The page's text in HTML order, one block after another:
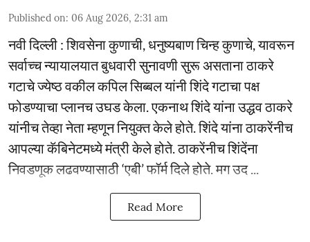
Published on: 06 Aug 2026, 2:31 am
नवी दिल्ली : शिवसेना कुणाची, धनुष्यबाण चिन्ह कुणाचे, यावरून
सर्वाच्च न्यायालयात बुधवारी सुनावणी सुरू असताना ठाकरे
गटाचे ज्येष्ठ वकील कपिल सिब्बल यांनी शिंदे गटाचा पक्ष
फोडण्याचा प्लानच उघड केला. एकनाथ शिंदे यांना उद्धव ठाकरे
यांनीच तेव्हा नेता म्हणून नियुक्त केले होते. शिंदे यांना ठाकरेंनीच
आपल्या कॅबिनेटमध्ये मंत्री केले होते. ठाकरेंनीच शिंदेंना
निवडणूक लढवण्यासाठी ‘एबी’ फॉर्म दिले होते. मग उद ...
Read More